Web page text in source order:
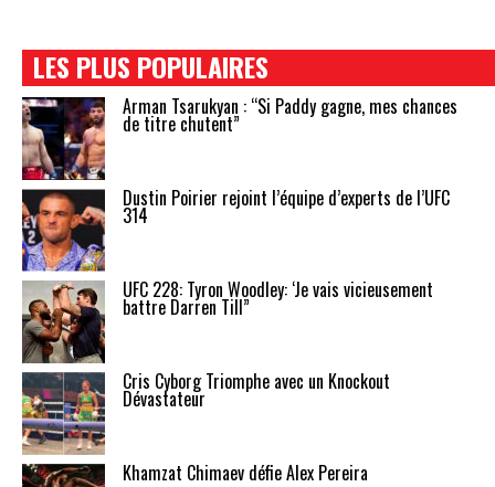
LES PLUS POPULAIRES
Arman Tsarukyan : “Si Paddy gagne, mes chances
de titre chutent”
Dustin Poirier rejoint l’équipe d’experts de l’UFC
314
UFC 228: Tyron Woodley: ‘Je vais vicieusement
battre Darren Till”
Cris Cyborg Triomphe avec un Knockout
Dévastateur
Khamzat Chimaev défie Alex Pereira